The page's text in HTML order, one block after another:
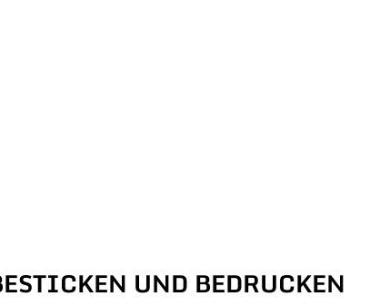
UND BEDRUCKEN